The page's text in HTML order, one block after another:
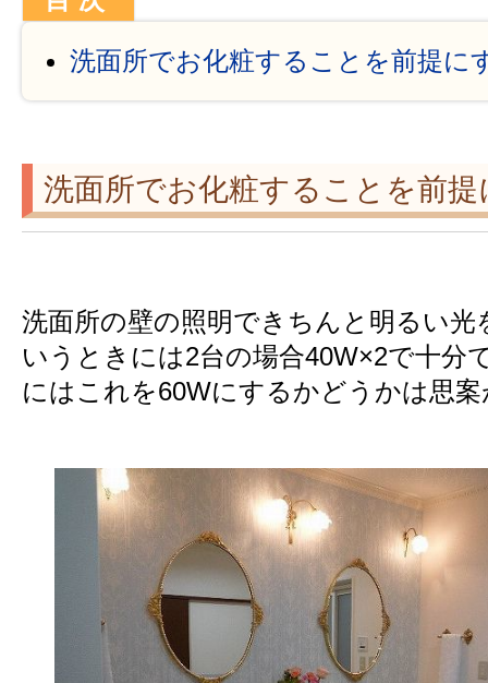
洗面所でお化粧することを前提に
洗面所でお化粧することを前
洗面所の壁の照明できちんと明るい光
いうときには2台の場合40W×2で十分
にはこれを60Wにするかどうかは思